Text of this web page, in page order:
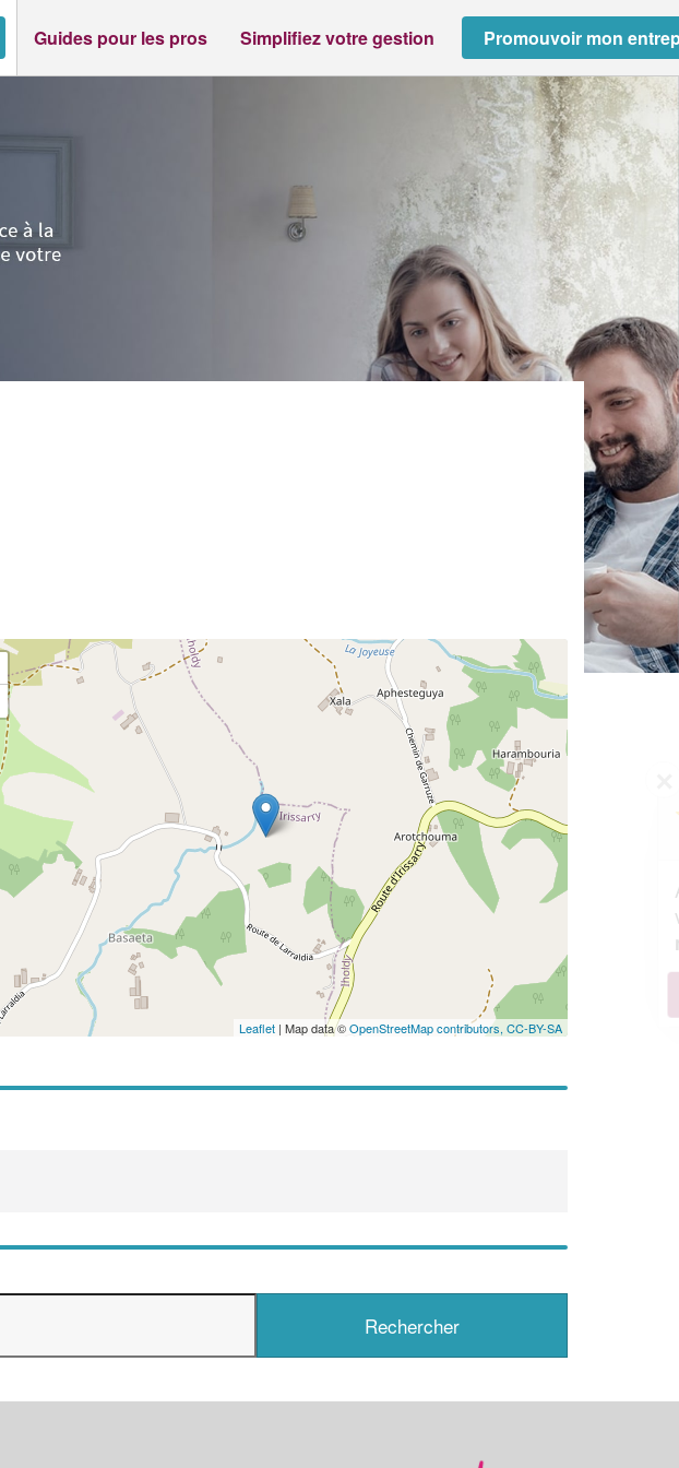
Guides pour les pros Simplifiez votre gestion Promouvoir mon
Leaflet | Map data ©OpenStreetMap contributors, CC-BY-SA
Vous êtes un
professionnel ?
Augmentez votrechiffre d'affaires
vosmarges
tout en gagnant de
nouveaux clients
En savoir plus